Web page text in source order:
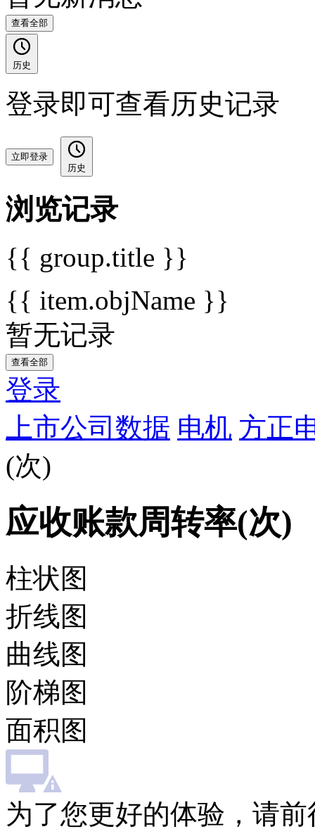
查看全部
历史
登录即可查看历史记录
立即登录
历史
浏览记录
{{ group.title }}
{{ item.objName }}
暂无记录
查看全部
登录
上市公司数据 电机 方正
(次)
应收账款周转率(次)
柱状图
折线图
曲线图
阶梯图
面积图
为了您更好的体验，请